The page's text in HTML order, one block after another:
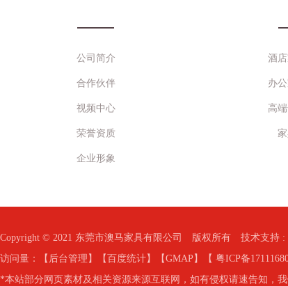
公司简介
合作伙伴
视频中心
荣誉资质
企业形象
酒
办
高
Copyright © 2021 东莞市澳马家具有限公司 版权所有 技术支持 :
访问量：
【 后台管理 】【 百度统计】【GMAP】【 粤ICP备
*本站部分网页素材及相关资源来源互联网，如有侵权请速告知，